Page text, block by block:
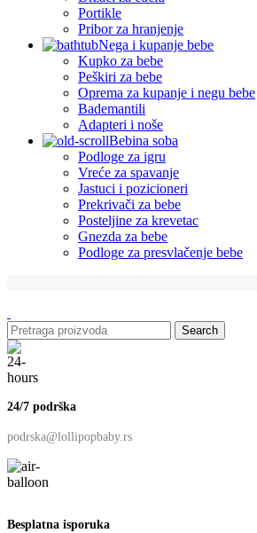
Portikle
Pribor za hranjenje
Nega i kupanje bebe
Kupko za bebe
Peškiri za bebe
Oprema za kupanje i negu bebe
Bademantili
Adapteri i noše
Bebina soba
Podloge za igru
Vreće za spavanje
Jastuci i pozicioneri
Prekrivači za bebe
Posteljine za krevetac
Gnezda za bebe
Podloge za presvlačenje bebe
Search
24/7 podrška
podrska@lollipopbaby.rs
Besplatna isporuka